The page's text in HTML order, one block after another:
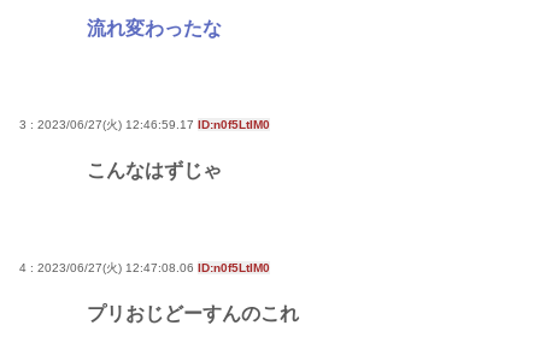
流れ変わったな
3 : 2023/06/27(火) 12:46:59.17 ID:n0f5LtIM0
こんなはずじゃ
4 : 2023/06/27(火) 12:47:08.06 ID:n0f5LtIM0
プリおじどーすんのこれ